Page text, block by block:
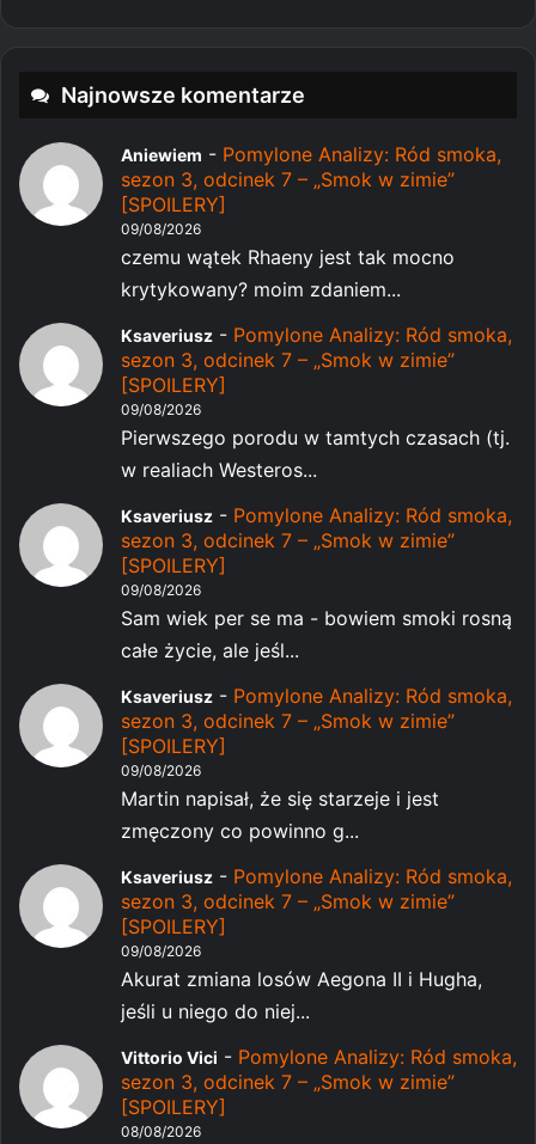
Najnowsze komentarze
Aniewiem - Pomylone Analizy: Ród smoka,
sezon 3, odcinek 7 – „Smok w zimie”
[SPOILERY]
09/08/2026
czemu wątek Rhaeny jest tak mocno
krytykowany? moim zdaniem...
Ksaveriusz - Pomylone Analizy: Ród smoka,
sezon 3, odcinek 7 – „Smok w zimie”
[SPOILERY]
09/08/2026
Pierwszego porodu w tamtych czasach (tj.
w realiach Westeros...
Ksaveriusz - Pomylone Analizy: Ród smoka,
sezon 3, odcinek 7 – „Smok w zimie”
[SPOILERY]
09/08/2026
Sam wiek per se ma - bowiem smoki rosną
całe życie, ale jeśl...
Ksaveriusz - Pomylone Analizy: Ród smoka,
sezon 3, odcinek 7 – „Smok w zimie”
[SPOILERY]
09/08/2026
Martin napisał, że się starzeje i jest
zmęczony co powinno g...
Ksaveriusz - Pomylone Analizy: Ród smoka,
sezon 3, odcinek 7 – „Smok w zimie”
[SPOILERY]
09/08/2026
Akurat zmiana losów Aegona II i Hugha,
jeśli u niego do niej...
Vittorio Vici - Pomylone Analizy: Ród smoka,
sezon 3, odcinek 7 – „Smok w zimie”
[SPOILERY]
08/08/2026